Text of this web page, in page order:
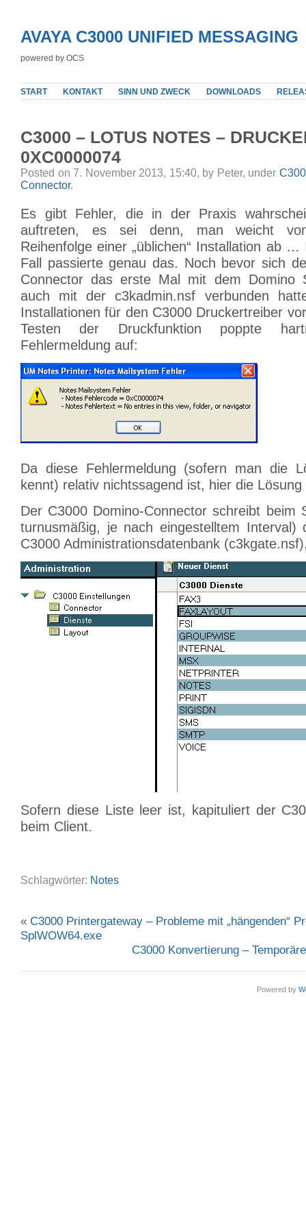
AVAYA C3000 UNIFIED MESSAGING
powered by OCS
START KONTAKT SINN UND ZWECK DOWNLOADS
C3000 – LOTUS NOTES –
0XC0000074
Posted on 7. November 2013, 15:40, by Peter, under
Connector.
Es gibt Fehler, die in der Praxis
auftreten, es sei denn, man weicht
Reihenfolge einer „üblichen“ Installation ab …
Fall passierte genau das. Noch bevor sich
Connector das erste Mal mit dem Domino
auch mit der c3kadmin.nsf verbunden
Installationen für den C3000 Druckertreiber
Testen der Druckfunktion poppte
Fehlermeldung auf:
Da diese Fehlermeldung (sofern man die
kennt) relativ nichtssagend ist, hier die Lösung
Der C3000 Domino-Connector schreibt beim
turnusmäßig, je nach eingestelltem Interval)
C3000 Administrationsdatenbank
Sofern diese Liste leer ist, kapituliert der
beim Client.
Schlagwörter: Notes
« C3000 Printergateway – Probleme mit „hängenden“
SplWOW64.exe
C3000 Konvertierung –
Powered by